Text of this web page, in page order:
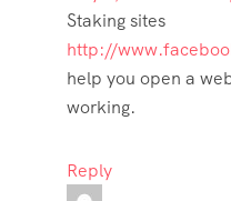
Staking sites
http://
help you open a
working.
Reply